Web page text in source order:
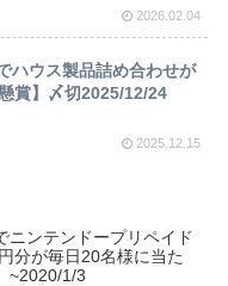
2026.02.04
ハウス製品詰め合わせが
賞】〆切2025/12/24
2025.12.15
ニンテンドープリペイド
分が毎日20名様に当た
~2020/1/3